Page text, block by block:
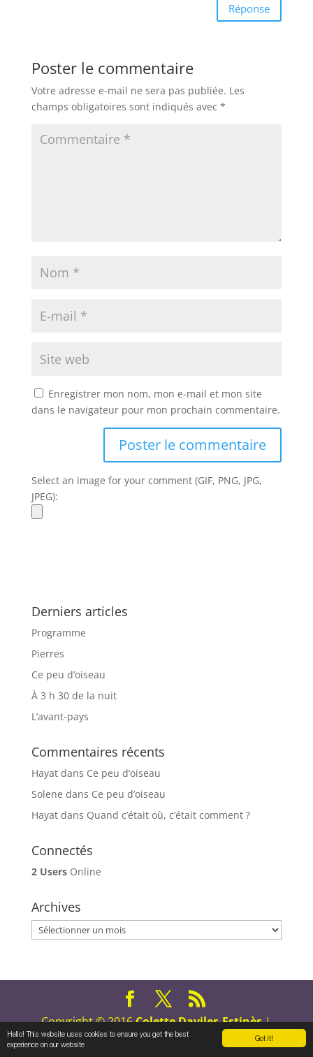
Got it!
Hello! This website uses cookies to ensure you get the best
experience on our website
Réponse
Poster le commentaire
Votre adresse e-mail ne sera pas publiée. Les
champs obligatoires sont indiqués avec *
Enregistrer mon nom, mon e-mail et mon site
dans le navigateur pour mon prochain commentaire.
Select an image for your comment (GIF, PNG, JPG,
JPEG):
Derniers articles
Programme
Pierres
Ce peu d’oiseau
À 3 h 30 de la nuit
L’avant-pays
Commentaires récents
Hayatdans Ce peu d’oiseau
Solene dans Ce peu d’oiseau
Hayatdans Quand c’était où, c’était comment ?
Connectés
2 UsersOnline
Archives
Archives
Copyright © 2016Colette Daviles-Estinès|
Tous droits réservés